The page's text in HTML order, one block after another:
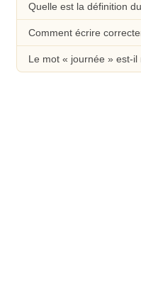
Quelle est la définition
Comment écrire
Le mot « journée » est-